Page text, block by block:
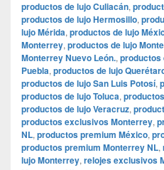
productos de lujo Culiacán,
productos de lujo Hermosillo,
lujo Mérida, productos de lujo
Monterrey, productos de lujo
Monterrey Nuevo León., productos
Puebla, productos de lujo
productos de lujo San Luis Potosí,
productos de lujo Toluca,
productos de lujo Veracruz,
productos exclusivos Monterrey,
NL, productos premium México,
productos premium Monterrey NL,
lujo Monterrey, relojes exclusivos